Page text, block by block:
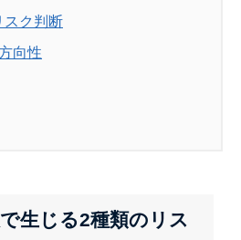
スク判断
向性
生じる2種類のリス